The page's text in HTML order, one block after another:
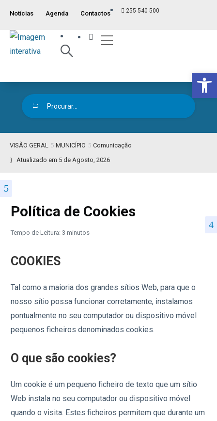
Notícias Agenda Contactos 255 540 500
VISÃO GERAL MUNICÍPIO
Comunicação
Atualizado em 5 de Agosto, 2026
Política de Cookies
Tempo de Leitura: 3 minutos
COOKIES
Tal como a maioria dos grandes sítios Web, para que o
nosso sítio possa funcionar corretamente, instalamos
pontualmente no seu computador ou dispositivo móvel
pequenos ficheiros denominados cookies.
O que são cookies?
Um cookie é um pequeno ficheiro de texto que um sítio
Web instala no seu computador ou dispositivo móvel
quando o visita. Estes ficheiros permitem que durante um